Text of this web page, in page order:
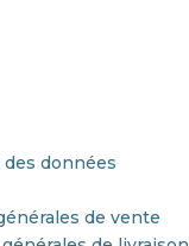
données
de vente